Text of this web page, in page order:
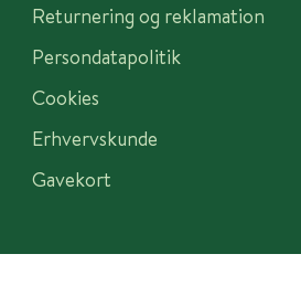
Returnering og reklamation
Persondatapolitik
Cookies
Erhvervskunde
Gavekort